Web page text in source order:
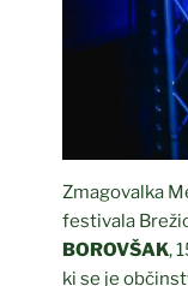
Zmagovalka
festivala
BOROVŠAK,
ki se je